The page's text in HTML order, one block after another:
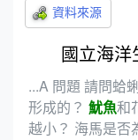
國立海
...A 問題 請問蛤
形成的？ 魷魚和
越小？ 海馬是否